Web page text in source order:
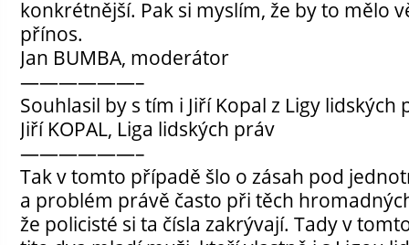
konkrétnější. Pak si myslím, že by to mělo
přínos.
Jan BUMBA, moderátor
——————–
Souhlasil by s tím i Jiří Kopal z Ligy lidských
Jiří KOPAL, Liga lidských práv
——————–
Tak v tomto případě šlo o zásah pod
a problém právě často při těch
že policisté si ta čísla zakrývají. Tady v